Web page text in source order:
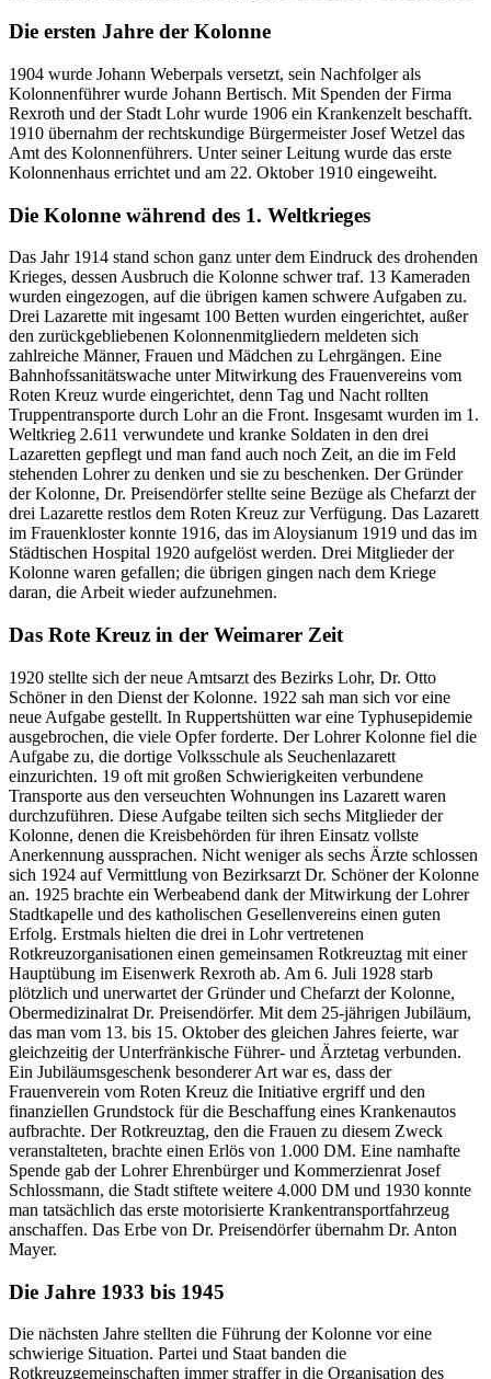
Die ersten Jahre der Kolonne
1904 wurde Johann Weberpals versetzt, sein Nachfolger als
Kolonnenführer wurde Johann Bertisch. Mit Spenden der Firma
Rexroth und der Stadt Lohr wurde 1906 ein Krankenzelt beschafft.
1910 übernahm der rechtskundige Bürgermeister Josef Wetzel das
Amt des Kolonnenführers. Unter seiner Leitung wurde das erste
Kolonnenhaus errichtet und am 22. Oktober 1910 eingeweiht.
Die Kolonne während des 1. Weltkrieges
Das Jahr 1914 stand schon ganz unter dem Eindruck des drohenden
Krieges, dessen Ausbruch die Kolonne schwer traf. 13 Kameraden
wurden eingezogen, auf die übrigen kamen schwere Aufgaben zu.
Drei Lazarette mit ingesamt 100 Betten wurden eingerichtet, außer
den zurückgebliebenen Kolonnenmitgliedern meldeten sich
zahlreiche Männer, Frauen und Mädchen zu Lehrgängen. Eine
Bahnhofssanitätswache unter Mitwirkung des Frauenvereins vom
Roten Kreuz wurde eingerichtet, denn Tag und Nacht rollten
Truppentransporte durch Lohr an die Front. Insgesamt wurden im 1.
Weltkrieg 2.611 verwundete und kranke Soldaten in den drei
Lazaretten gepflegt und man fand auch noch Zeit, an die im Feld
stehenden Lohrer zu denken und sie zu beschenken. Der Gründer
der Kolonne, Dr. Preisendörfer stellte seine Bezüge als Chefarzt der
drei Lazarette restlos dem Roten Kreuz zur Verfügung. Das Lazarett
im Frauenkloster konnte 1916, das im Aloysianum 1919 und das im
Städtischen Hospital 1920 aufgelöst werden. Drei Mitglieder der
Kolonne waren gefallen; die übrigen gingen nach dem Kriege
daran, die Arbeit wieder aufzunehmen.
Das Rote Kreuz in der Weimarer Zeit
1920 stellte sich der neue Amtsarzt des Bezirks Lohr, Dr. Otto
Schöner in den Dienst der Kolonne. 1922 sah man sich vor eine
neue Aufgabe gestellt. In Ruppertshütten war eine Typhusepidemie
ausgebrochen, die viele Opfer forderte. Der Lohrer Kolonne fiel die
Aufgabe zu, die dortige Volksschule als Seuchenlazarett
einzurichten. 19 oft mit großen Schwierigkeiten verbundene
Transporte aus den verseuchten Wohnungen ins Lazarett waren
durchzuführen. Diese Aufgabe teilten sich sechs Mitglieder der
Kolonne, denen die Kreisbehörden für ihren Einsatz vollste
Anerkennung aussprachen. Nicht weniger als sechs Ärzte schlossen
sich 1924 auf Vermittlung von Bezirksarzt Dr. Schöner der Kolonne
an. 1925 brachte ein Werbeabend dank der Mitwirkung der Lohrer
Stadtkapelle und des katholischen Gesellenvereins einen guten
Erfolg. Erstmals hielten die drei in Lohr vertretenen
Rotkreuzorganisationen einen gemeinsamen Rotkreuztag mit einer
Hauptübung im Eisenwerk Rexroth ab. Am 6. Juli 1928 starb
plötzlich und unerwartet der Gründer und Chefarzt der Kolonne,
Obermedizinalrat Dr. Preisendörfer. Mit dem 25-jährigen Jubiläum,
das man vom 13. bis 15. Oktober des gleichen Jahres feierte, war
gleichzeitig der Unterfränkische Führer- und Ärztetag verbunden.
Ein Jubiläumsgeschenk besonderer Art war es, dass der
Frauenverein vom Roten Kreuz die Initiative ergriff und den
finanziellen Grundstock für die Beschaffung eines Krankenautos
aufbrachte. Der Rotkreuztag, den die Frauen zu diesem Zweck
veranstalteten, brachte einen Erlös von 1.000 DM. Eine namhafte
Spende gab der Lohrer Ehrenbürger und Kommerzienrat Josef
Schlossmann, die Stadt stiftete weitere 4.000 DM und 1930 konnte
man tatsächlich das erste motorisierte Krankentransportfahrzeug
anschaffen. Das Erbe von Dr. Preisendörfer übernahm Dr. Anton
Mayer.
Die Jahre 1933 bis 1945
Die nächsten Jahre stellten die Führung der Kolonne vor eine
schwierige Situation. Partei und Staat banden die
Rotkreuzgemeinschaften immer straffer in die Organisation des